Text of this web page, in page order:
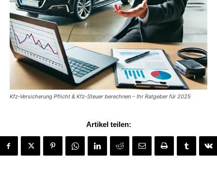
Kfz-Versicherung Pflicht & Kfz-Steuer berechnen – Ihr Ratgeber für 2025
Artikel teilen: